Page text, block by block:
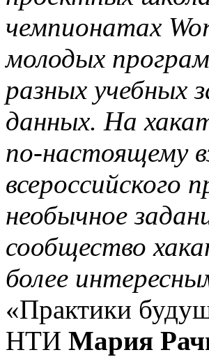
чемпионатах
молодых
разных учебных
данных. На
по-настоящему
необычное
сообщество
более
«Практики
НТИ Мария